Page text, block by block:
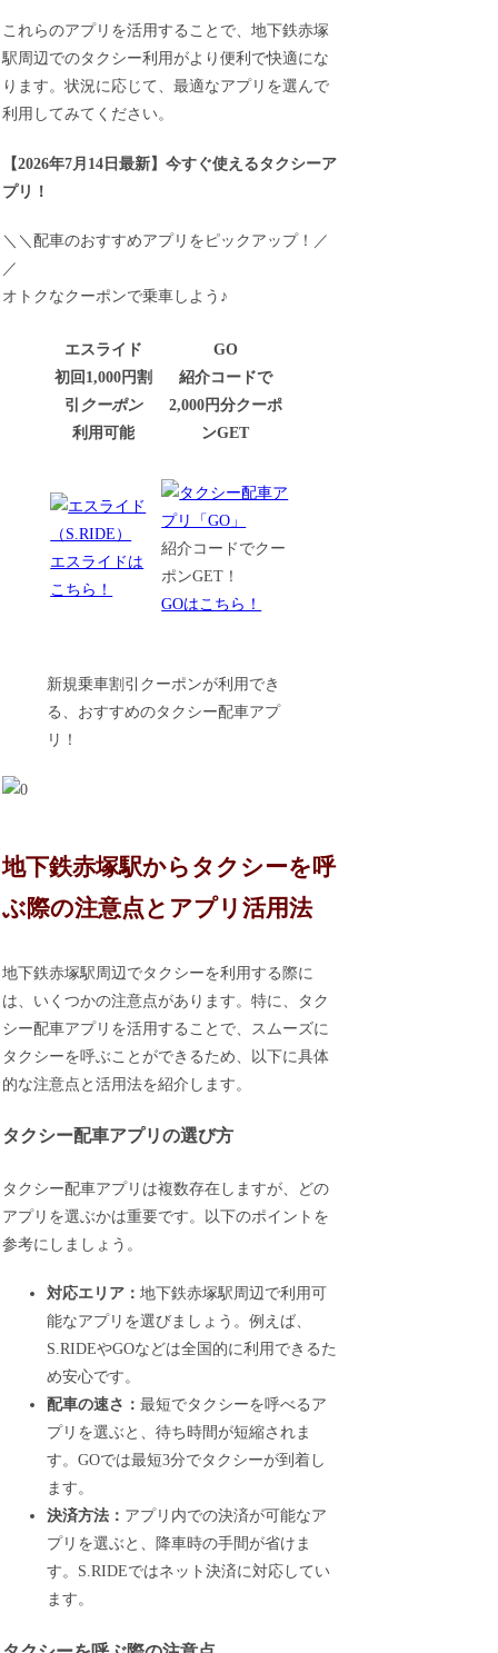
これらのアプリを活用することで、地下鉄赤塚
駅周辺でのタクシー利用がより便利で快適にな
ります。状況に応じて、最適なアプリを選んで
利用してみてください。
【2026年7月14日最新】今すぐ使えるタクシーア
プリ！
＼＼配車のおすすめアプリをピックアップ！／
／
オトクなクーポンで乗車しよう♪
エスライド
初回1,000円割
引 クーポン
利用可能
GO
紹介コードで
2,000円分クーポ
ンGET
エスライドは
こちら！
紹介コードでクー
ポンGET！
GOはこちら！
新規乗車割引クーポンが利用でき
る、おすすめのタクシー配車アプ
リ！
地下鉄赤塚駅からタクシーを呼
ぶ際の注意点とアプリ活用法
地下鉄赤塚駅周辺でタクシーを利用する際に
は、いくつかの注意点があります。特に、タク
シー配車アプリを活用することで、スムーズに
タクシーを呼ぶことができるため、以下に具体
的な注意点と活用法を紹介します。
タクシー配車アプリの選び方
タクシー配車アプリは複数存在しますが、どの
アプリを選ぶかは重要です。以下のポイントを
参考にしましょう。
対応エリア：地下鉄赤塚駅周辺で利用可
能なアプリを選びましょう。例えば、
S.RIDEやGOなどは全国的に利用できるた
め安心です。
配車の速さ：最短でタクシーを呼べるア
プリを選ぶと、待ち時間が短縮されま
す。GOでは最短3分でタクシーが到着し
ます。
決済方法： アプリ内での決済が可能なア
プリを選ぶと、降車時の手間が省けま
す。S.RIDEではネット決済に対応してい
ます。